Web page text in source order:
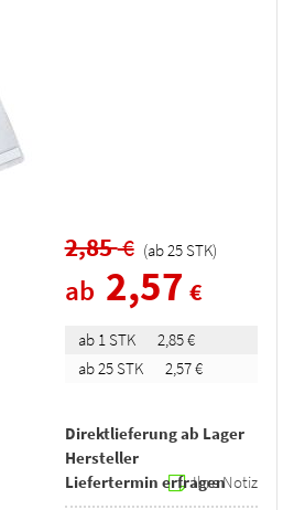
2,85€ (ab25 STK)
ab 2,57 €
ab 1 STK
2,85 €
ab 25 STK
2,57 €
Direktlieferung ab Lager
Hersteller
Liefertermin erfragenIhre Notiz